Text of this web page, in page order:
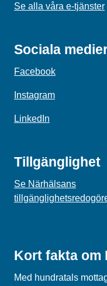
Se alla våra e-tjänster
Sociala
Facebook
Instagram
LinkedIn
Tillgänglighet
Se Närhälsans
Kort fakta om
Med hundratals